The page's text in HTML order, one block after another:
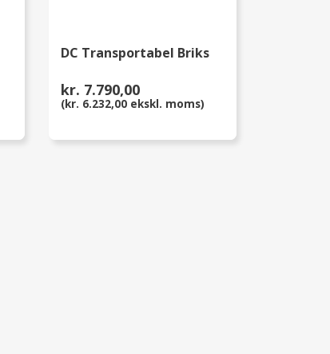
DC Transportabel Briks
kr. 7.790,00
(kr. 6.232,00 ekskl. moms)